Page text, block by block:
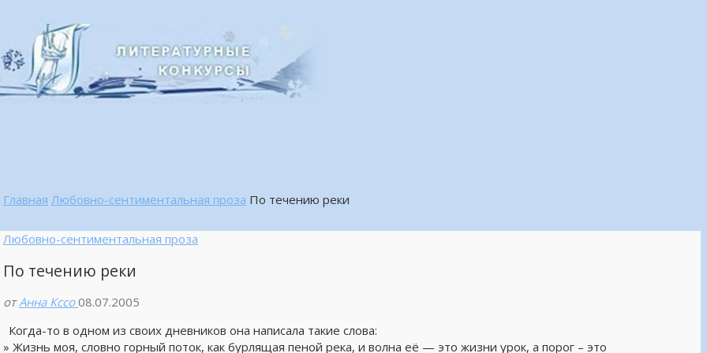
Главная Любовно-сентиментальная проза По течению реки
Любовно-сентиментальная проза
По течению реки
от Анна Кссо08.07.2005
Когда-то в одном из своих дневников она написала такие слова:
» Жизнь моя, словно горный поток, как бурлящая пеной река, и волна её — это жизни урок, а порог – это